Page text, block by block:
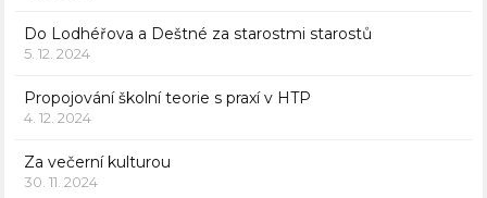
Do Lodhéřova a Deštné za starostmi starostů
5. 12. 2024
Propojování školní teorie s praxí v HTP
4. 12. 2024
Za večerní kulturou
30. 11. 2024